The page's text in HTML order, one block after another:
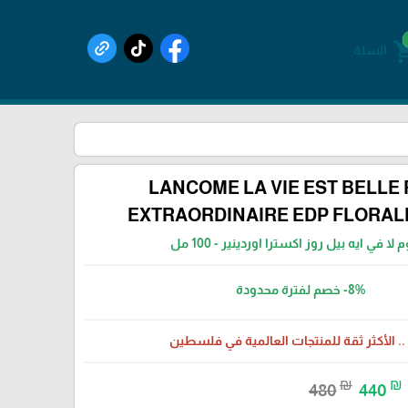
السلة
LANCOME LA VIE EST BELLE
EXTRAORDINAIRE EDP
لا في ايه بيل روز اكسترا اوردينير - 100 مل
-8%خصم لفترة محدودة
.. الأكثر ثقة للمنتجات العالمية في فلسطين
480₪ 440 ₪